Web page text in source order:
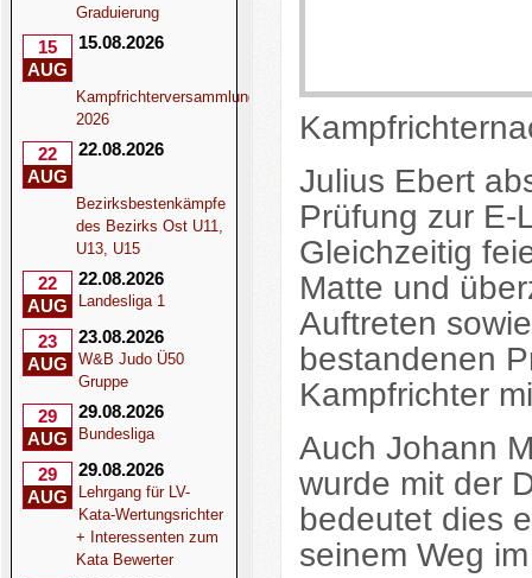
Graduierung
15
AUG
15.08.2026
Kampfrichterversammlung
2026
22
AUG
22.08.2026
Bezirksbestenkämpfe
des Bezirks Ost U11,
U13, U15
22
AUG
22.08.2026
Landesliga 1
23
AUG
23.08.2026
W&B Judo Ü50
Gruppe
29
AUG
29.08.2026
Bundesliga
29
AUG
29.08.2026
Lehrgang für LV-
Kata-Wertungsrichter
+ Interessenten zum
Kata Bewerter
Julius Ebert
Prüfung zur E-
Gleichzeitig
Matte und
Auftreten
bestandenen
Kampfrichter
Auch Johann
wurde mit der
bedeutet dies
seinem Weg